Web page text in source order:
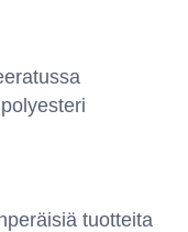
tuotteita